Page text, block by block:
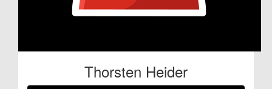
Thorsten Heider